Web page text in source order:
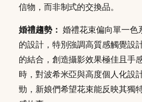
信物，而非制式的交換品。
婚禮趨勢： 婚禮花束偏向單一色
的設計，特別強調高質感觸覺設
的結合，創造攝影效果極佳且手
時，對波希米亞與高度個人化設
勁，新娘們希望花束能反映其獨